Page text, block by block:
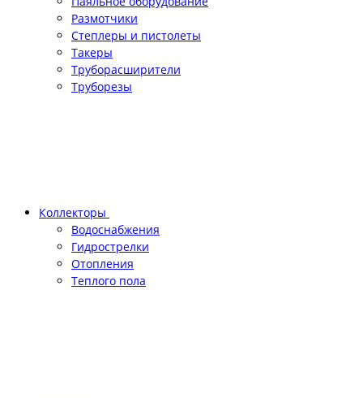
Размотчики
Степлеры и пистолеты
Такеры
Труборасширители
Труборезы
Коллекторы
Водоснабжения
Гидрострелки
Отопления
Теплого пола